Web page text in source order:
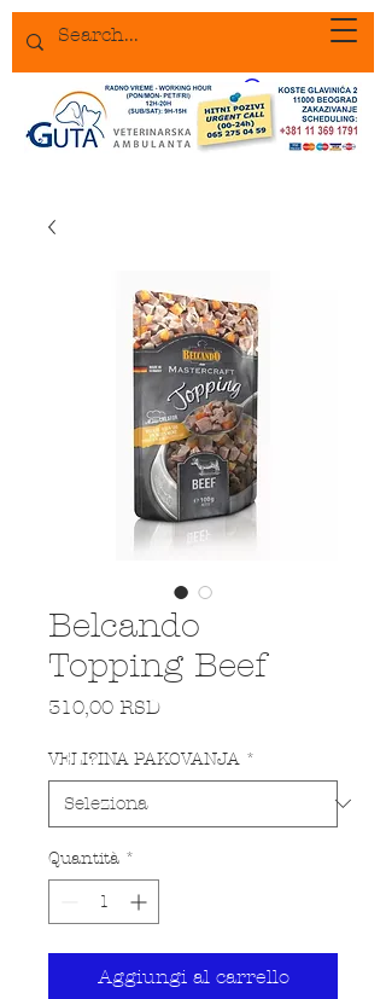
Belcando
Topping Beef
310,00 RSDPrezzo
VELI?INA PAKOVANJA *
Quantità *
Aggiungi al carrello